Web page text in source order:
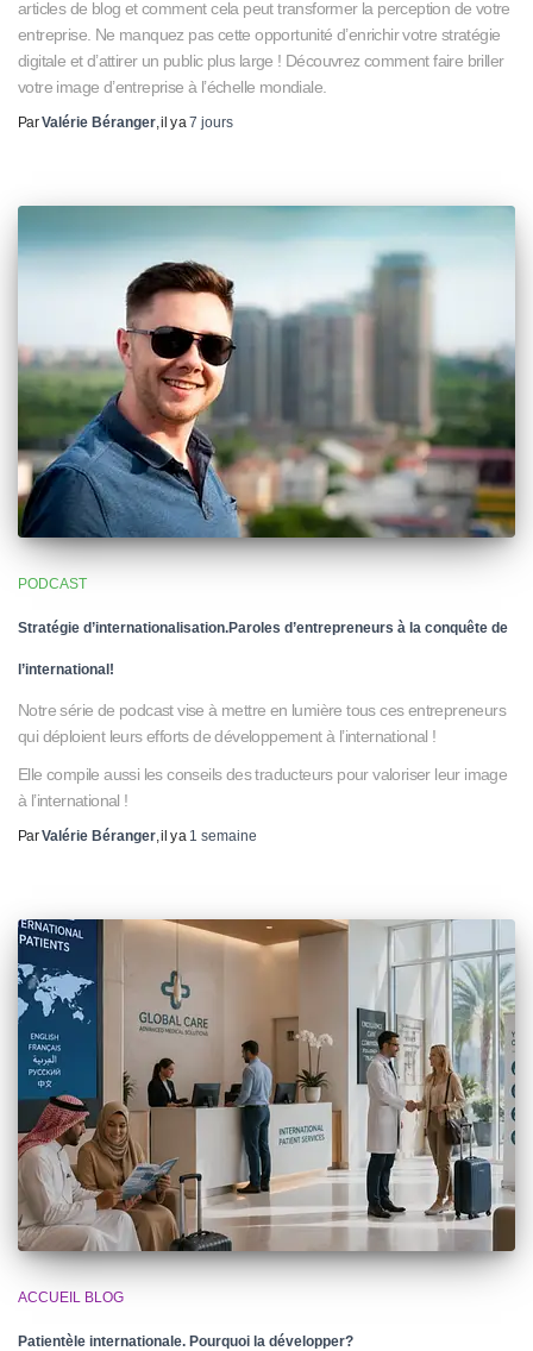
articles de blog et comment cela peut transformer la perception de votre
entreprise. Ne manquez pas cette opportunité d’enrichir votre stratégie
digitale et d’attirer un public plus large ! Découvrez comment faire briller
votre image d’entreprise à l’échelle mondiale.
ParValérie Béranger, il y a7 jours
PODCAST
Stratégie d’internationalisation.Paroles d’entrepreneurs à la conquête de
l’international!
Notre série de podcast vise à mettre en lumière tous ces entrepreneurs
qui déploient leurs efforts de développement à l’international !
Elle compile aussi les conseils des traducteurs pour valoriser leur image
à l’international !
ParValérie Béranger, il y a 1 semaine
ACCUEIL BLOG
Patientèle internationale. Pourquoi la développer?